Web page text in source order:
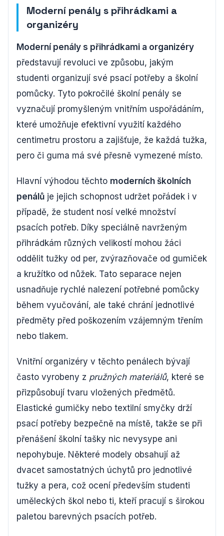
Moderní penály s přihrádkami a
organizéry
Moderní penály s přihrádkami a organizéry
představují revoluci ve způsobu, jakým
studenti organizují své psací potřeby a školní
pomůcky. Tyto pokročilé školní penály se
vyznačují promyšleným vnitřním uspořádáním,
které umožňuje efektivní využití každého
centimetru prostoru a zajišťuje, že každá tužka,
pero či guma má své přesně vymezené místo.
Hlavní výhodou těchto moderních školních
penálů je jejich schopnost udržet pořádek i v
případě, že student nosí velké množství
psacích potřeb. Díky speciálně navrženým
přihrádkám různých velikostí mohou žáci
oddělit tužky od per, zvýrazňovače od gumiček
a kružítko od nůžek. Tato separace nejen
usnadňuje rychlé nalezení potřebné pomůcky
během vyučování, ale také chrání jednotlivé
předměty před poškozením vzájemným třením
nebo tlakem.
Vnitřní organizéry v těchto penálech bývají
často vyrobeny z pružných materiálů, které se
přizpůsobují tvaru vložených předmětů.
Elastické gumičky nebo textilní smyčky drží
psací potřeby bezpečně na místě, takže se při
přenášení školní tašky nic nevysype ani
nepohybuje. Některé modely obsahují až
dvacet samostatných úchytů pro jednotlivé
tužky a pera, což ocení především studenti
uměleckých škol nebo ti, kteří pracují s širokou
paletou barevných psacích potřeb.